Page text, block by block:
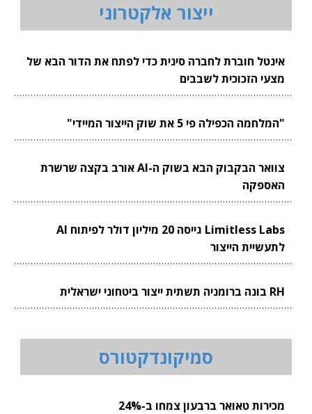
ייצור אלקטרוני
אינטל חוברת לחברה סינית כדי לפתח את הדור הבא של
מצעי הזכוכית לשבבים
"המלחמה הכפילה פי 5 את שוק הייצור המיידי"
צוואר הבקבוק הבא בשוק ה-AI אורב בקצה שרשרת
האספקה
Limitless Labs גייסה 20 מיליון דולר לפיתוח AI
לתעשיית הייצור
RH בונה ברומניה תשתית ייצור ביטחוני ישראלית
סמיקונדקטורס
מכירות טאואר ברבעון צמחו ב-24%